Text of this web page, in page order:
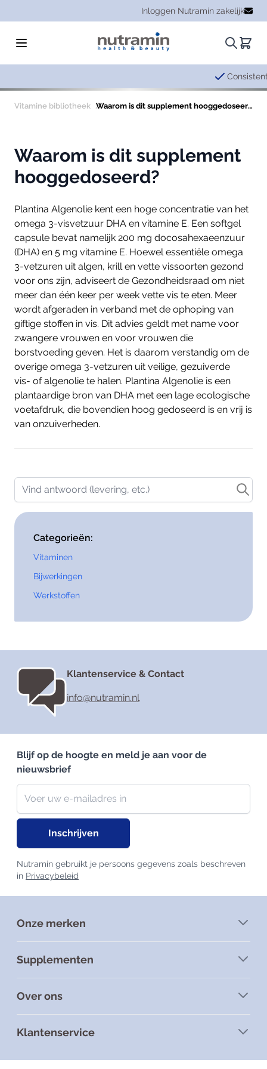
Inloggen Nutramin zakelijk
Zoeken.
Consistente kwaliteit en
Vitamine bibliotheek Waarom is dit supplement hooggedoseerd?
Waarom is dit supplement
hooggedoseerd?
Plantina Algenolie kent een hoge concentratie van het
omega 3-visvetzuur DHA en vitamine E. Een softgel
capsule bevat namelijk 200 mg docosahexaeenzuur
(DHA) en 5 mg vitamine E. Hoewel essentiële omega
3-vetzuren uit algen, krill en vette vissoorten gezond
voor ons zijn, adviseert de Gezondheidsraad om niet
meer dan één keer per week vette vis te eten. Meer
wordt afgeraden in verband met de ophoping van
giftige stoffen in vis. Dit advies geldt met name voor
zwangere vrouwen en voor vrouwen die
borstvoeding geven. Het is daarom verstandig om de
overige omega 3-vetzuren uit veilige, gezuiverde
vis- of algenolie te halen. Plantina Algenolie is een
plantaardige bron van DHA met een lage ecologische
voetafdruk, die bovendien hoog gedoseerd is en vrij is
van onzuiverheden.
Vind antwoord (levering, etc.)
Categorieën:
Vitaminen
Bijwerkingen
Werkstoffen
Klantenservice & Contact
info@nutramin.nl
Blijf op de hoogte en meld je aan voor de
nieuwsbrief
Nieuwsbrief
E-mailadres
Inschrijven
Nutramin gebruikt je persoons gegevens zoals beschreven
in Privacybeleid
Onze merken
Supplementen
Over ons
Klantenservice